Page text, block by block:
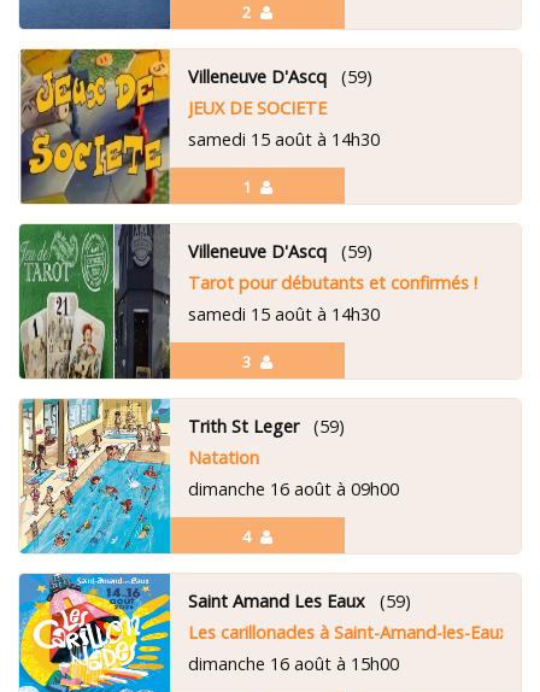
2
1
Villeneuve D'Ascq(59)
JEUX DE SOCIETE
samedi 15 août à 14h30
3
Villeneuve D'Ascq(59)
Tarot pour débutants et confirmés !
samedi 15 août à 14h30
4
Trith St Leger(59)
Natation
dimanche 16 août à 09h00
Saint Amand Les Eaux(59)
Les carillonades à Saint-Amand-les-Eaux
dimanche 16 août à 15h00